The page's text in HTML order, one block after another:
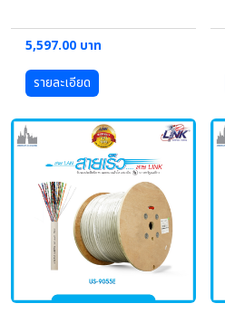
5,597.00 บาท
รายละเอียด